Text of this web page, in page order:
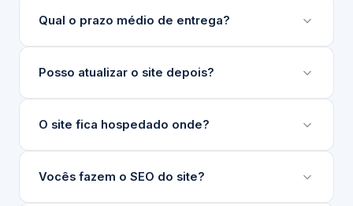
Qual o prazo médio de entrega?
Depende do escopo do projeto. Sites institucionais
Sempre apresentamos um cronograma detalhado
Posso atualizar o site depois?
Sim. Desenvolvemos um painel de gerenciamento
de técnico.
O site fica hospedado onde?
Indicamos e configuramos a hospedagem ideal para
Vocês fazem o SEO do site?